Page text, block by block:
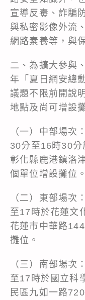
宣導反毒、詐騙
與私密影像外流
網路素養等，與
二、為擴大參與
年「夏日網安總
議題不限前開說
地點及尚可增設
（一）中部場次
30分至16時30分
彰化縣鹿港鎮洛
個單位增設攤位。
（二）東部場次
至17時於花蓮文
花蓮市中華路
攤位。
（三）南部場次
至17時於國立科
民區九如一路